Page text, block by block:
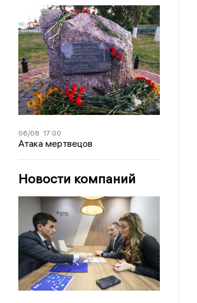
06/08 17:00
Атака мертвецов
Новости компаний